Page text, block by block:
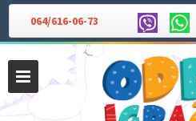
064/616-06-73